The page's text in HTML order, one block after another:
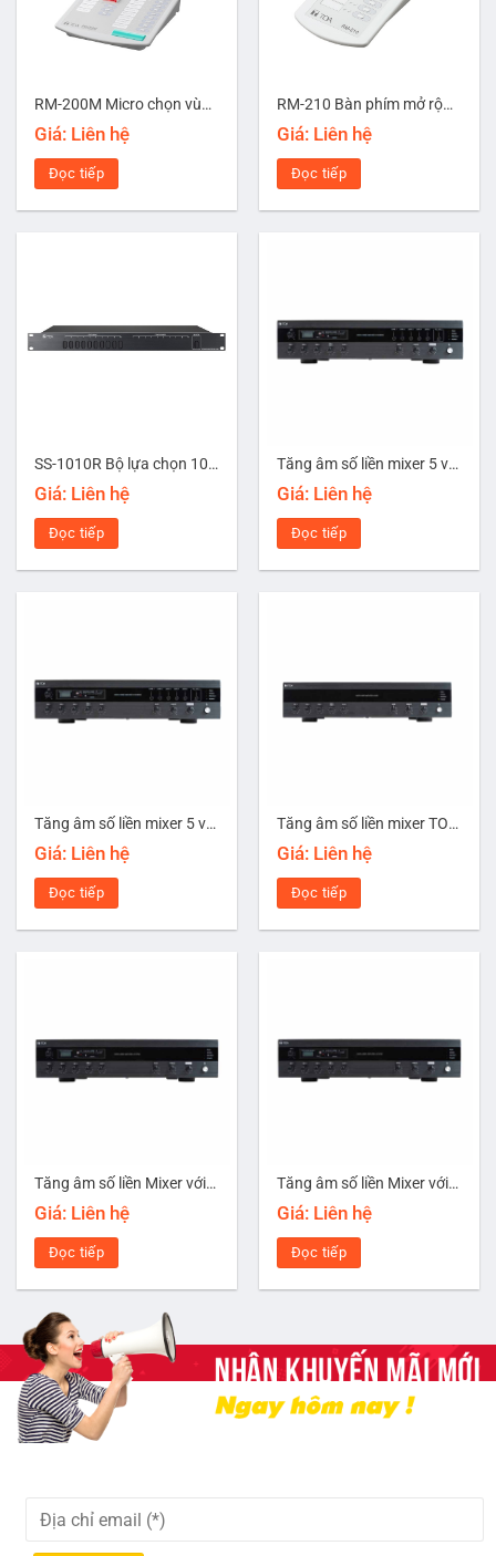
RM-200M Micro chọn vùng từ xa
Giá: Liên hệ
Đọc tiếp
RM-210 Bàn phím mở rộng 10 vùng
Giá: Liên hệ
Đọc tiếp
SS-1010R Bộ lựa chọn 10 vùng loa
Giá: Liên hệ
Đọc tiếp
Tăng âm số liền mixer 5 vùng có MP3/Bluetooth công suất 120W TOA A-3212DMZ-AS
Giá: Liên hệ
Đọc tiếp
Tăng âm số liền mixer 5 vùng có MP3/Bluetooth công suất 240W TOA A-3224DMZ-AS
Giá: Liên hệ
Đọc tiếp
Tăng âm số liền mixer TOA A-3224D-AS
Giá: Liên hệ
Đọc tiếp
Tăng âm số liền Mixer với MP3/Bluetooth công suất 120W TOA A-3212DM-AS
Giá: Liên hệ
Đọc tiếp
Tăng âm số liền Mixer với MP3/Bluetooth công suất 480W TOA A-3248DM-AS
Giá: Liên hệ
Đọc tiếp